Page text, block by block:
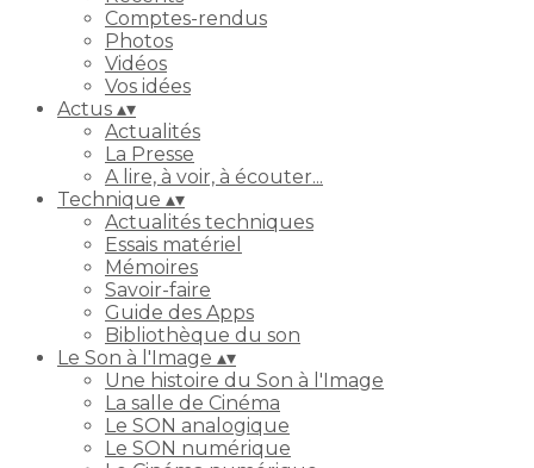
Comptes-rendus
Photos
Vidéos
Vos idées
Actus ▴▾
Actualités
La Presse
A lire, à voir, à écouter...
Technique ▴▾
Actualités techniques
Essais matériel
Mémoires
Savoir-faire
Guide des Apps
Bibliothèque du son
Le Son à l'Image ▴▾
Une histoire du Son à l'Image
La salle de Cinéma
Le SON analogique
Le SON numérique